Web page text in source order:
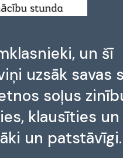
un šī
uzsāk savas
soļus
klausīties un
un patstāvīgi.